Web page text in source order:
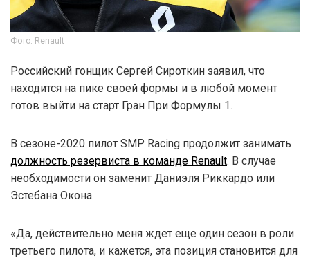
Фото: Renault
Российский гонщик Сергей Сироткин заявил, что
находится на пике своей формы и в любой момент
готов выйти на старт Гран При Формулы 1.
В сезоне-2020 пилот SMP Racing продолжит занимать
должность резервиста в команде Renault. В случае
необходимости он заменит Даниэля Риккардо или
Эстебана Окона.
«Да, действительно меня ждет еще один сезон в роли
третьего пилота, и кажется, эта позиция становится для